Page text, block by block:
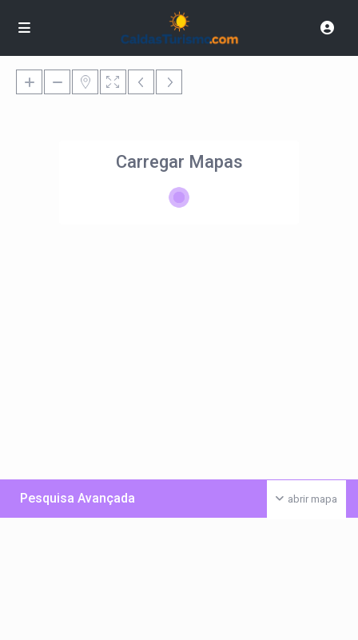
Carregar Mapas
abrir mapa
Pesquisa Avançada